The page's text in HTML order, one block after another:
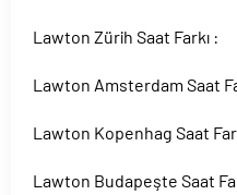
Lawton Zürih Saat Farkı :
Lawton Amsterdam Saat
Lawton Kopenhag Saat
Lawton Budapeşte Saat